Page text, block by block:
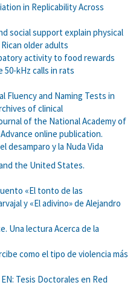
in Replicability Across
social support explain physical
older adults
activity to food rewards
kHz calls in rats
Fluency and Naming Tests in
of clinical
of the National Academy of
online publication.
desamparo y la Nuda Vida
the United States.
«El tonto de las
y «El adivino» de Alejandro
Una lectura Acerca de la
como el tipo de violencia más
EN: Tesis Doctorales en Red